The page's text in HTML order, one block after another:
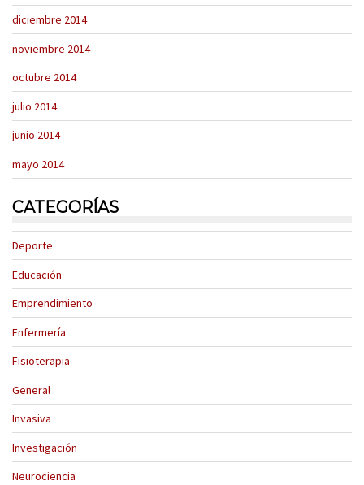
diciembre 2014
noviembre 2014
octubre 2014
julio 2014
junio 2014
mayo 2014
CATEGORÍAS
Deporte
Educación
Emprendimiento
Enfermería
Fisioterapia
General
Invasiva
Investigación
Neurociencia